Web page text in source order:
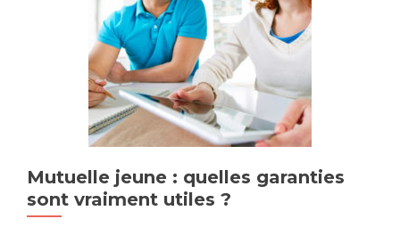
Mutuelle jeune : quelles garanties
sont vraiment utiles ?